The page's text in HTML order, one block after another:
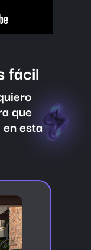
fácil
que
esta